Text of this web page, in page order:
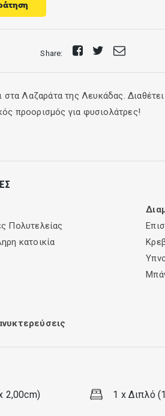
Share:
Share
on
TweetSend
E-
Λαζαράτα της Λευκάδας.
προορισμός για φυσιολάτρες!
Πολυτελείας
κατοικία
2,00cm) 1 x Διπλό